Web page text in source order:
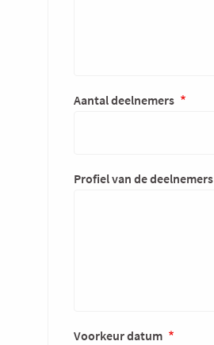
Aantal deelnemers
Profiel van de deelnemers
Voorkeur datum